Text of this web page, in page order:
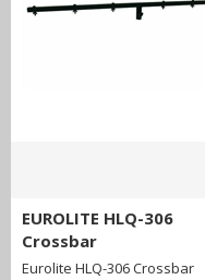
EUROLITE HLQ-306
Crossbar
Eurolite HLQ-306 Crossbar